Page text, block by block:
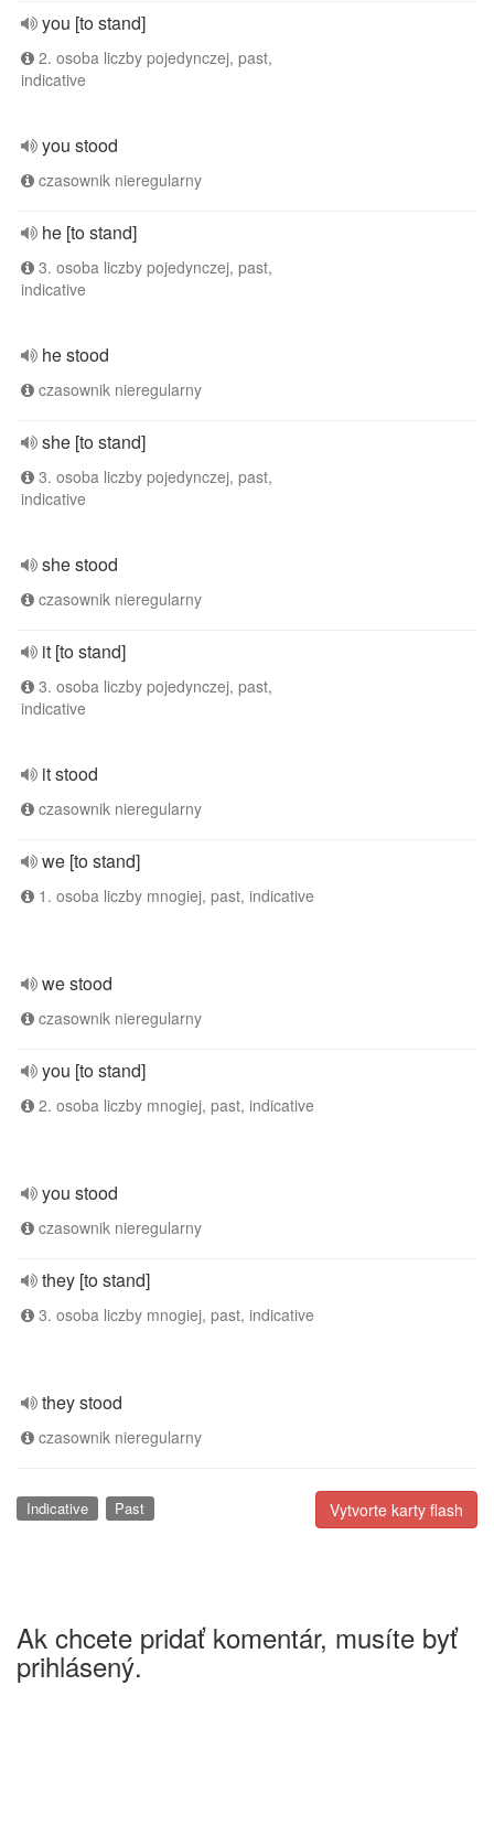
you [to stand]
2. osoba liczby pojedynczej, past,
indicative
you stood
czasownik nieregularny
he [to stand]
3. osoba liczby pojedynczej, past,
indicative
he stood
czasownik nieregularny
she [to stand]
3. osoba liczby pojedynczej, past,
indicative
she stood
czasownik nieregularny
it [to stand]
3. osoba liczby pojedynczej, past,
indicative
it stood
czasownik nieregularny
we [to stand]
1. osoba liczby mnogiej, past, indicative
we stood
czasownik nieregularny
you [to stand]
2. osoba liczby mnogiej, past, indicative
you stood
czasownik nieregularny
they [to stand]
3. osoba liczby mnogiej, past, indicative
they stood
czasownik nieregularny
Vytvorte karty flash
Indicative Past
Ak chcete pridať komentár, musíte byť
prihlásený.